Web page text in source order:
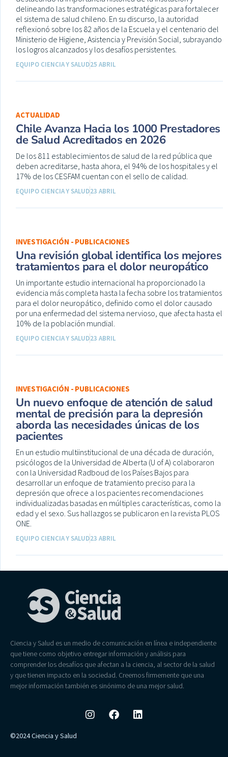
delineando las transformaciones estratégicas para fortalecer
el sistema de salud chileno. En su discurso, la autoridad
reflexionó sobre los 82 años de la Escuela y el centenario del
Ministerio de Higiene, Asistencia y Previsión Social, subrayando
los logros alcanzados y los desafíos persistentes.
EQUIPO CIENCIA Y SALUD25 ABRIL
ACTUALIDAD
Chile Avanza Hacia los 1000 Prestadores
de Salud Acreditados en 2026
De los 811 establecimientos de salud de la red pública que
deben acreditarse, hasta ahora, el 94% de los hospitales y el
17% de los CESFAM cuentan con el sello de calidad.
EQUIPO CIENCIA Y SALUD23 ABRIL
INVESTIGACIÓN - PUBLICACIONES
Una revisión global identifica los mejores
tratamientos para el dolor neuropático
Un importante estudio internacional ha proporcionado la
evidencia más completa hasta la fecha sobre los tratamientos
para el dolor neuropático, definido como el dolor causado
por una enfermedad del sistema nervioso, que afecta hasta el
10% de la población mundial.
EQUIPO CIENCIA Y SALUD23 ABRIL
INVESTIGACIÓN - PUBLICACIONES
Un nuevo enfoque de atención de salud
mental de precisión para la depresión
aborda las necesidades únicas de los
pacientes
En un estudio multiinstitucional de una década de duración,
psicólogos de la Universidad de Alberta (U of A) colaboraron
con la Universidad Radboud de los Países Bajos para
desarrollar un enfoque de tratamiento preciso para la
depresión que ofrece a los pacientes recomendaciones
individualizadas basadas en múltiples características, como la
edad y el sexo. Sus hallazgos se publicaron en la revista PLOS
ONE.
EQUIPO CIENCIA Y SALUD23 ABRIL
Ciencia y Salud es un medio de comunicación en línea e independiente
que tiene como objetivo entregar información y análisis para
comprender los desafíos que afectan a la ciencia, al sector de la salud
y que tienen impacto en la sociedad. Creemos firmemente que una
mejor información también es sinónimo de una mejor salud.
©2024 Ciencia y Salud